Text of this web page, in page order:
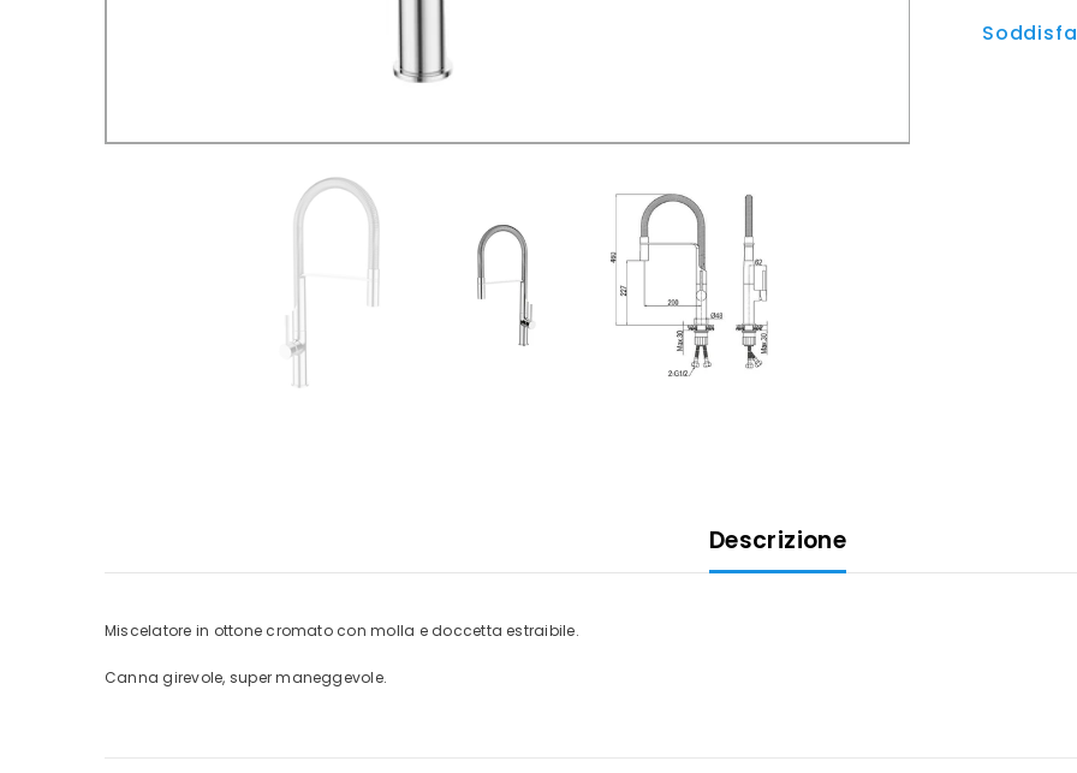
Descrizione
Miscelatore in ottone cromato con molla e doccetta estraibile.
Canna girevole, super maneggevole.